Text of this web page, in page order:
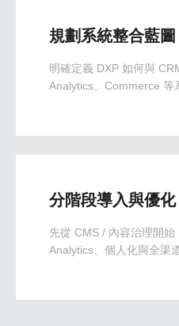
規劃系統整合藍圖
明確定義 DXP 如何與
Analytics、Commerce 等
分階段導入與優化
先從 CMS / 內容治理開始
Analytics、個人化與全渠